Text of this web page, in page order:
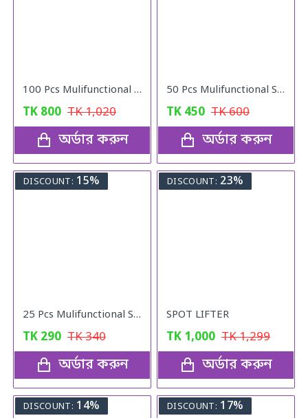
100 Pcs Mulifunctional Sunshade Net Fixing Clip
TK 800 TK1,020
অর্ডার করুন
50 Pcs Mulifunctional Sunshade Net Fixing Clip
TK 450 TK600
অর্ডার করুন
DISCOUNT: 15%
25 Pcs Mulifunctional Sunshade "Net Fixing Clip"
TK 290 TK340
অর্ডার করুন
DISCOUNT: 23%
SPOT LIFTER
TK 1,000 TK1,299
অর্ডার করুন
DISCOUNT: 14% DISCOUNT: 17%